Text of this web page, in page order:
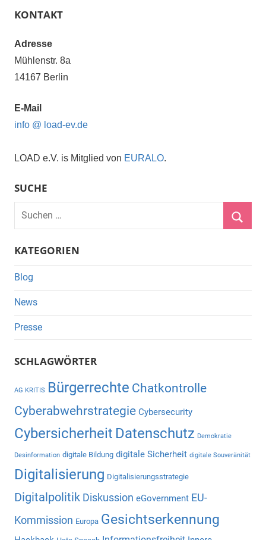
KONTAKT
Adresse
Mühlenstr. 8a
14167 Berlin
E-Mail
info @ load-ev.de
LOAD e.V. is Mitglied von EURALO.
SUCHE
Suchen
nach:
KATEGORIEN
Blog
News
Presse
SCHLAGWÖRTER
AG KRITIS Bürgerrechte Chatkontrolle
Cyberabwehrstrategie Cybersecurity
Cybersicherheit Datenschutz Demokratie
Desinformation digitale Bildung digitale Sicherheit digitale Souveränität
Digitalisierung Digitalisierungsstrategie
Digitalpolitik Diskussion eGovernment EU-
Kommission Europa Gesichtserkennung